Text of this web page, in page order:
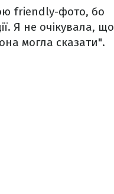
friendly-фото, бо
Я не очікувала, що
могла сказати".